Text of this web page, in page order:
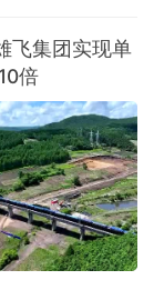
飞集团实现单
倍